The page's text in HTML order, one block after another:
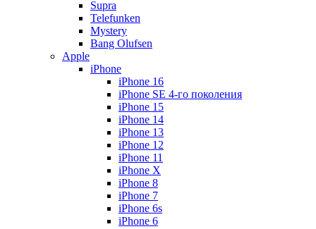
Supra
Telefunken
Mystery
Bang Olufsen
Apple
iPhone
iPhone 16
iPhone SE 4-го поколения
iPhone 15
iPhone 14
iPhone 13
iPhone 12
iPhone 11
iPhone X
iPhone 8
iPhone 7
iPhone 6s
iPhone 6